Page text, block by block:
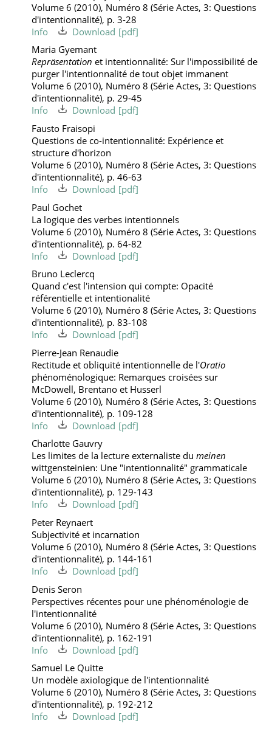
Volume 6 (2010), Numéro 8 (Série Actes, 3: Questions
d'intentionnalité), p. 3-28
Info
Download
Maria Gyemant
Repräsentation et intentionnalité: Sur l'impossibilité de
purger l'intentionnalité de tout objet immanent
Volume 6 (2010), Numéro 8 (Série Actes, 3: Questions
d'intentionnalité), p. 29-45
Info
Download
Fausto Fraisopi
Questions de co-intentionnalité: Expérience et
structure d'horizon
Volume 6 (2010), Numéro 8 (Série Actes, 3: Questions
d'intentionnalité), p. 46-63
Info
Download
Paul Gochet
La logique des verbes intentionnels
Volume 6 (2010), Numéro 8 (Série Actes, 3: Questions
d'intentionnalité), p. 64-82
Info
Download
Bruno Leclercq
Quand c'est l'intension qui compte: Opacité
référentielle et intentionalité
Volume 6 (2010), Numéro 8 (Série Actes, 3: Questions
d'intentionnalité), p. 83-108
Info
Download
Pierre-Jean Renaudie
Rectitude et obliquité intentionnelle de l'Oratio
phénoménologique: Remarques croisées sur
McDowell, Brentano et Husserl
Volume 6 (2010), Numéro 8 (Série Actes, 3: Questions
d'intentionnalité), p. 109-128
Info
Download
Charlotte Gauvry
Les limites de la lecture externaliste du meinen
wittgensteinien: Une "intentionnalité" grammaticale
Volume 6 (2010), Numéro 8 (Série Actes, 3: Questions
d'intentionnalité), p. 129-143
Info
Download
Peter Reynaert
Subjectivité et incarnation
Volume 6 (2010), Numéro 8 (Série Actes, 3: Questions
d'intentionnalité), p. 144-161
Info
Download
Denis Seron
Perspectives récentes pour une phénoménologie de
l'intentionnalité
Volume 6 (2010), Numéro 8 (Série Actes, 3: Questions
d'intentionnalité), p. 162-191
Info
Download
Samuel Le Quitte
Un modèle axiologique de l'intentionnalité
Volume 6 (2010), Numéro 8 (Série Actes, 3: Questions
d'intentionnalité), p. 192-212
Info
Download